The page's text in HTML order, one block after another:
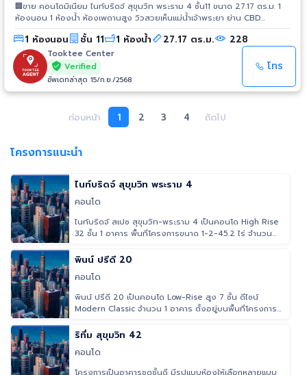
🏢ขาย คอนโดมิเนียม ไนท์บริดจ์ สุขุมวิท พระราม 4 ชั้น11 ขนาด 27.17 ตร.ม. 1
ห้องนอน 1 ห้องน้ำ ห้องเพดานสูง วิวสวยเห็นแม่น้ำเจ้าพระยา ย่าน CBD
สุขุมวิท-พระราม 4✨ 📍สถานที่ใกล้เคียง - รถไฟฟ้า BTS สายสีน้ำเงิน สถานี
พระโขนง 4 นาที 250 เมตร - โรงพยาบาลกล้วยน้ำไท 3 นาที 650 เมตร -
เอ็มควอเทียร์ 15 นาที 4.3 กิโลเมตร - มหาวิทยาลัยกรุงเทพ วิทยาเขต
กล้วยน้ำไท 5 นาที 1.5 กิโลเมตร 📍Business Area - T-One 2.2 กิโลเมตร -
FYI Center 3.8 กิโลเมตร - การไฟฟ้านครหลวง 4.4 กิโลเมตร 📍โรงพยาบาล -
โรงพยาบาลกล้วยน้ำไท 650 เมตร - โรงพยาบาลสุขุมวิท 1.8 กิโลเมตร - โรง
กิโลเมตร - สวนเพลิน 2.2 กิโลเมตร - บิ๊กซี พระราม 4 3 กิโลเมตร - โลตัส
พระราม 4 2.6 กิโลเมตร 📍สถานศึกษา - มหาวิทยาลัยกรุงเทพ 1.5 กิโลเมตร -
1 ห้องนอน ชั้น 11 1 ห้องน้ำ 27.17 ตร.ม. 228
Tooktee Center
Verified
อัพเดทล่าสุด 15/ก.ย./2568
โทร
ก่อนหน้า 1 2 3 4 ถัดไป
โครงการแนะนำ
ไนท์บริดจ์ สุขุมวิท พระราม 4
คอนโด
ไนท์บริดจ์ สเปซ สุขุมวิท-พระราม 4 เป็นคอนโด High Rise
32 ชั้น 1 อาคาร พื้นที่โครงการขนาด 1-2-45.2 ไร่ จำนวน
พินน์ ปรีดี 20
คอนโด
พินน์ ปรีดี 20 เป็นคอนโด Low-Rise สูง 7 ชั้น ดีไซน์
Modern Classic จำนวน 1 อาคาร ตั้งอยู่บนพื้นที่โครงการ
ริทึ่ม สุขุมวิท 42
คอนโด
โครงการเป็นอาคารชุดชั้นดี มีรูปแบบห้องให้เลือกหลายแบบ